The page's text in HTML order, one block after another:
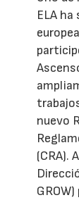
ELA
nuevo
(CRA).